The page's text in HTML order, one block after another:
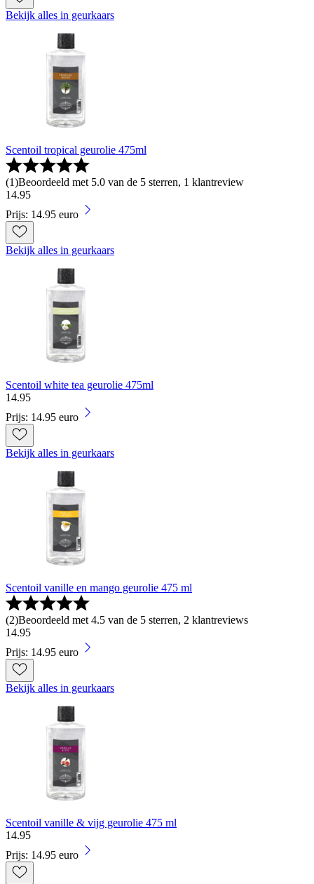
Bekijk alles in geurkaars
Scentoil tropical geurolie 475ml
(1)Beoordeeld met 5.0 van de 5 sterren, 1 klantreview
14.95
Prijs: 14.95 euro
Bekijk alles in geurkaars
Scentoil white tea geurolie 475ml
14.95
Prijs: 14.95 euro
Bekijk alles in geurkaars
Scentoil vanille en mango geurolie 475 ml
(2)Beoordeeld met 4.5 van de 5 sterren, 2 klantreviews
14.95
Prijs: 14.95 euro
Bekijk alles in geurkaars
Scentoil vanille & vijg geurolie 475 ml
14.95
Prijs: 14.95 euro